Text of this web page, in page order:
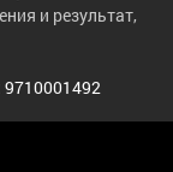
и результат,